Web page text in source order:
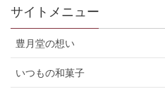
サイトメニュー
豊月堂の想い
いつもの和菓子